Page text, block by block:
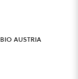
bio austria